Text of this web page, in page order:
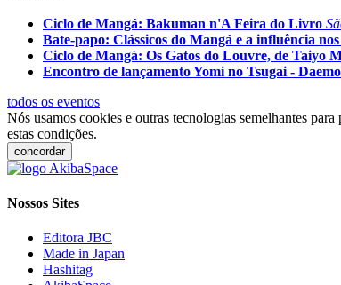
Ciclo de Mangá: Bakuman n'A Feira do Livro
Bate-papo: Clássicos do Mangá e a influência
Ciclo de Mangá: Os Gatos do Louvre, de Taiyo
Encontro de lançamento Yomi no Tsugai -
todos os eventos
Nós usamos cookies e outras tecnologias semelhantes
estas condições.
concordar
Nossos Sites
Editora JBC
Made in Japan
Hashitag